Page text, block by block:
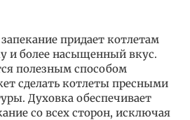
придает котлетам
и более насыщенный вкус.
полезным способом
сделать котлеты пресными
Духовка обеспечивает
со всех сторон, исключая